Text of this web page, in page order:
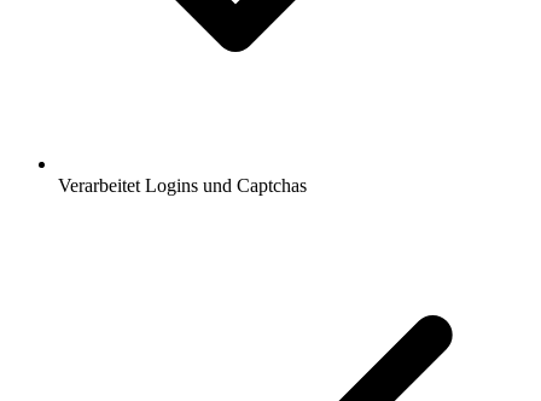
Verarbeitet Logins und Captchas